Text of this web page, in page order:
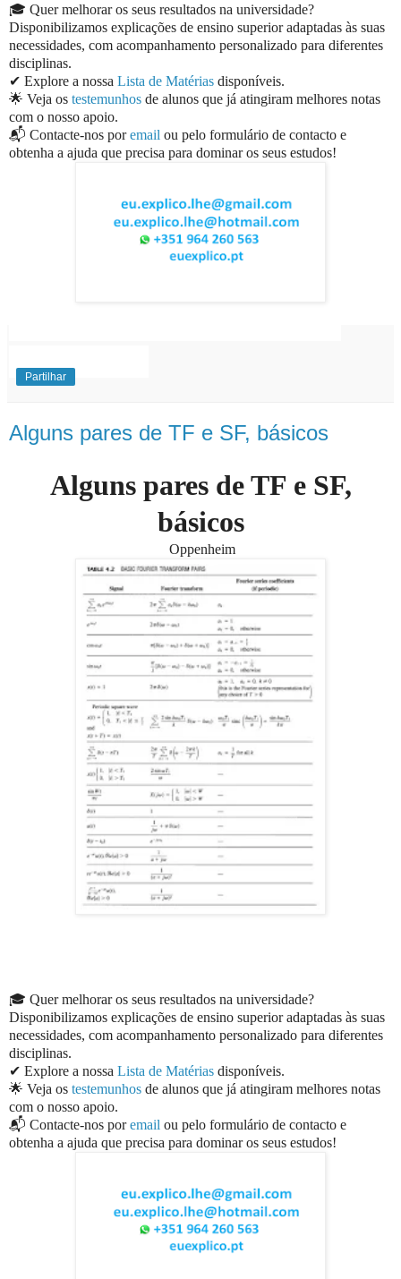
🎓 Quer melhorar os seus resultados na universidade?
Disponibilizamos explicações de ensino superior adaptadas às suas
necessidades, com acompanhamento personalizado para diferentes
disciplinas.
✔ Explore a nossa Lista de Matérias disponíveis.
🌟 Veja os testemunhos de alunos que já atingiram melhores notas
com o nosso apoio.
📬 Contacte-nos poremail ou pelo formulário de contacto e
obtenha a ajuda que precisa para dominar os seus estudos!
EnsinoSuperior
Partilhar
Alguns pares de TF e SF, básicos
Alguns pares de TF e SF,
básicos
Oppenheim
🎓 Quer melhorar os seus resultados na universidade?
Disponibilizamos explicações de ensino superior adaptadas às suas
necessidades, com acompanhamento personalizado para diferentes
disciplinas.
✔ Explore a nossa Lista de Matérias disponíveis.
🌟 Veja os testemunhos de alunos que já atingiram melhores notas
com o nosso apoio.
📬 Contacte-nos poremail ou pelo formulário de contacto e
obtenha a ajuda que precisa para dominar os seus estudos!